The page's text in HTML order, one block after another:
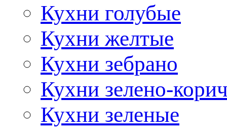
Кухни голубые
Кухни желтые
Кухни зебрано
Кухни зелено-
Кухни зеленые